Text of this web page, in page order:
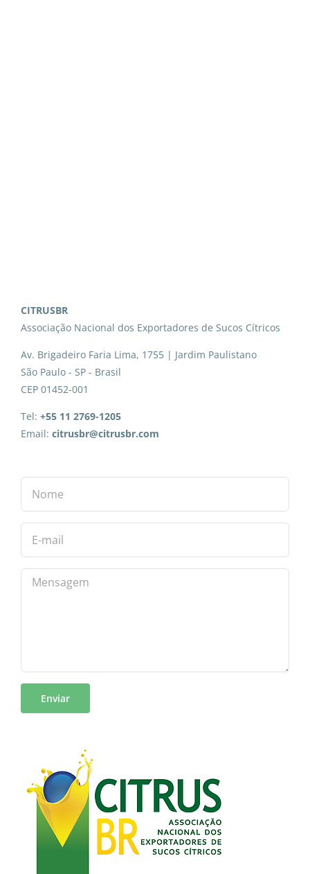
CITRUSBR
Associação Nacional dos Exportadores de Sucos Cítricos
Av. Brigadeiro Faria Lima, 1755 | Jardim Paulistano
São Paulo - SP - Brasil
CEP 01452-001
Tel: +55 11 2769-1205
Email: citrusbr@citrusbr.com